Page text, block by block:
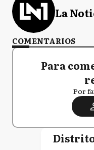
La
COMENTARIOS
Para
Por